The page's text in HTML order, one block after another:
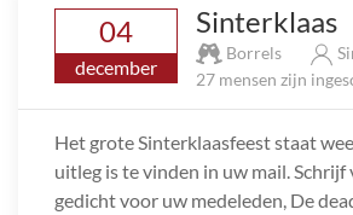
04
december
Sinterklaas
Borrels
27 mensen zijn
Het grote Sinterklaasfeest staat
uitleg is te vinden in uw mail. Schrijf
gedicht voor uw medeleden, De